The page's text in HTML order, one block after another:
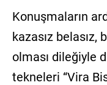
Konuşmaların
kazasız
olması dileğiyle
tekneleri “Vira